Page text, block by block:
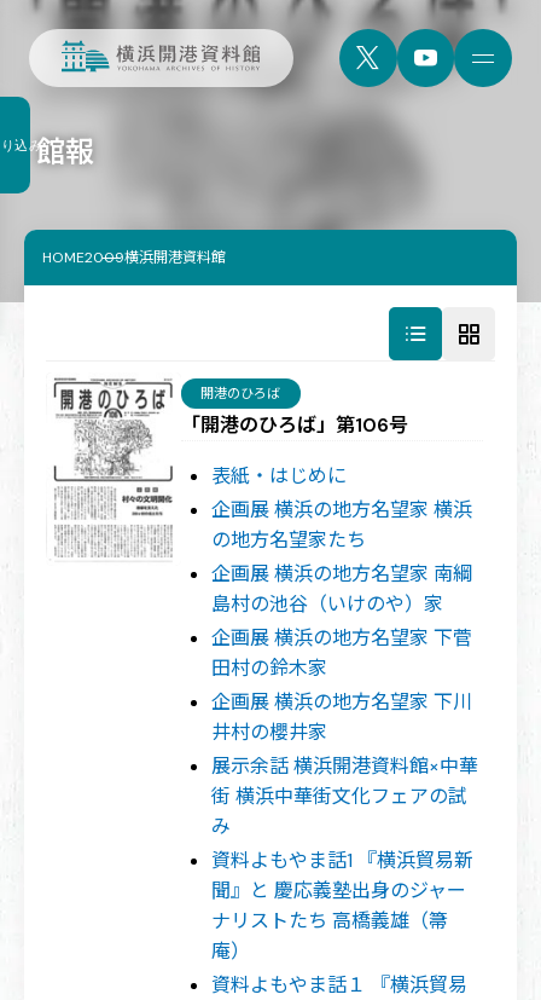
館報
HOME2009横浜開港資料館
「開港のひろば」第106号
開港のひろば
表紙・はじめに
企画展 横浜の地方名望家 横浜
の地方名望家たち
企画展 横浜の地方名望家 南綱
島村の池谷（いけのや）家
企画展 横浜の地方名望家 下菅
田村の鈴木家
企画展 横浜の地方名望家 下川
井村の櫻井家
展示余話 横浜開港資料館×中華
街 横浜中華街文化フェアの試
み
資料よもやま話1 『横浜貿易新
聞』と 慶応義塾出身のジャー
ナリストたち 高橋義雄（箒
庵）
資料よもやま話１ 『横浜貿易
込み